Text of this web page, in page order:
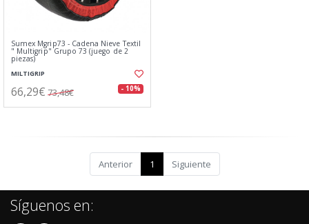
Sumex Mgrip73 - Cadena Nieve Textil
" Multigrip" Grupo 73 (juego de 2
piezas)
MILTIGRIP
66,29€ 73,48€ - 10%
Anterior 1 Siguiente
Síguenos en: